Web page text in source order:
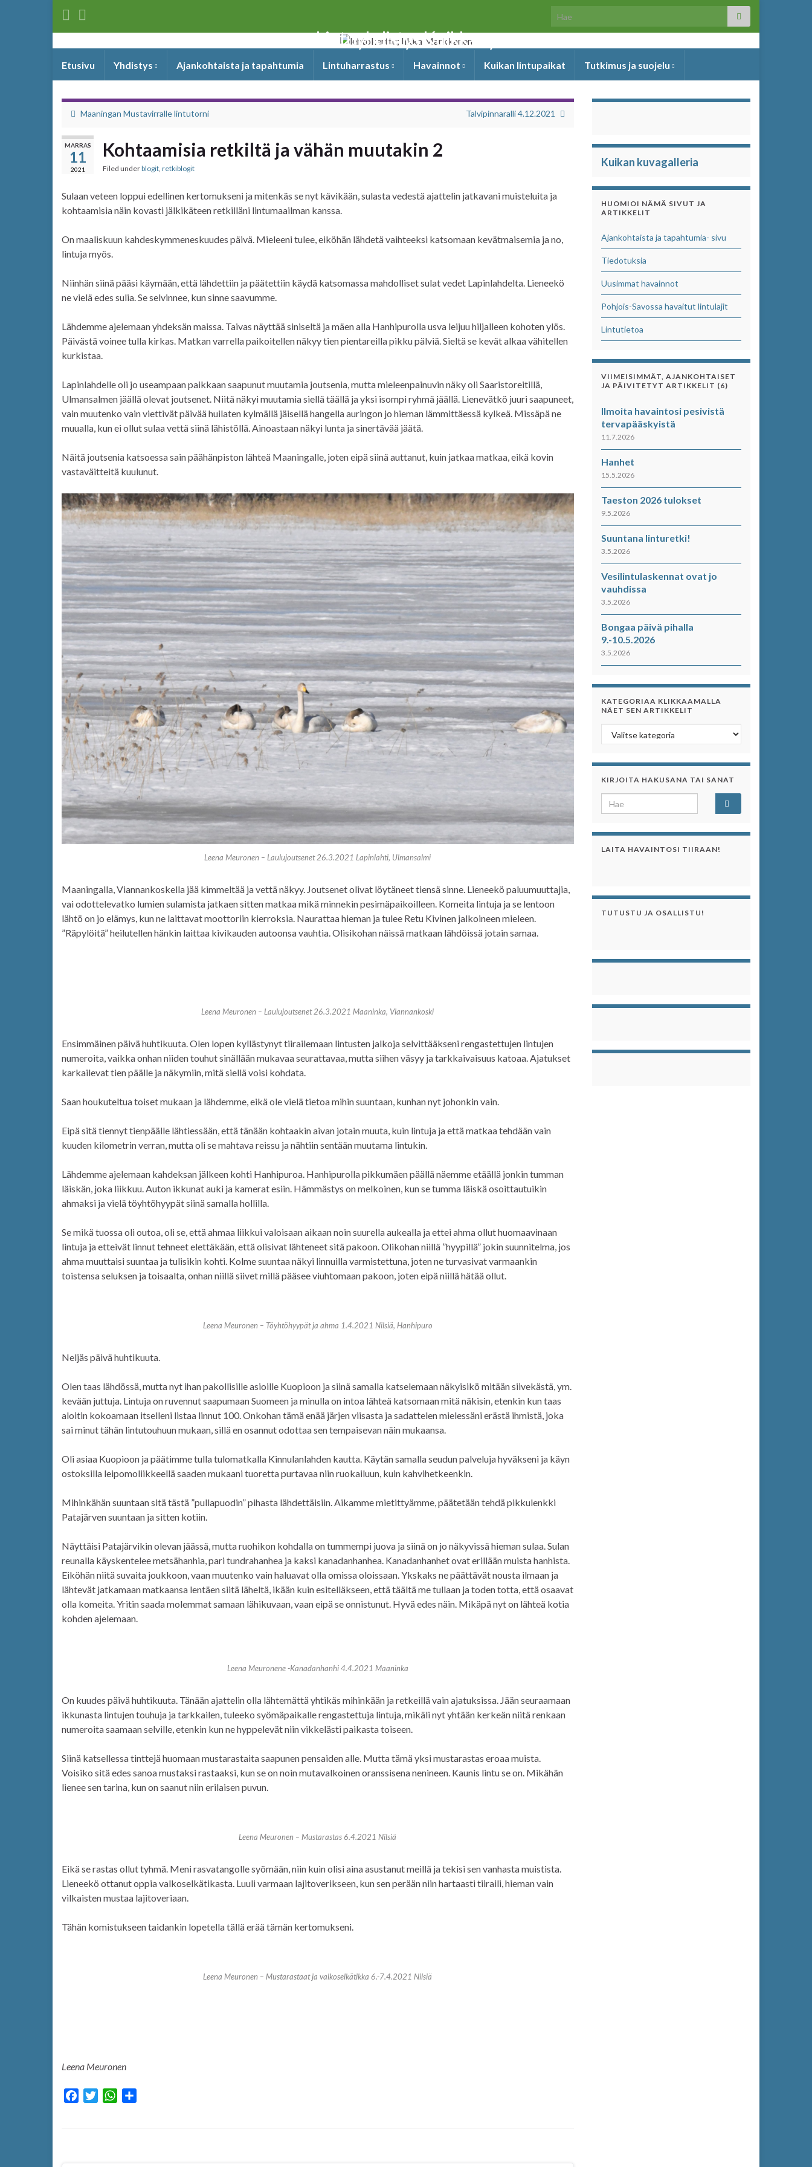
Search for:
Lintuyhdistys Kuikka ry
Etusivu Yhdistys Ajankohtaista ja tapahtumia Lintuharrastus Havainnot Kuikan lintupaikat Tutkimus ja suojelu
Maaningan Mustavirralle lintutorni Talvipinnaralli 4.12.2021
MARRAS
11
2021
Kohtaamisia retkiltä ja vähän muutakin 2
Filed underblogit, retkiblogit
Sulaan veteen loppui edellinen kertomukseni ja mitenkäs se nyt kävikään, sulasta vedestä ajattelin jatkavani muisteluita ja
kohtaamisia näin kovasti jälkikäteen retkilläni lintumaailman kanssa.
On maaliskuun kahdeskymmeneskuudes päivä. Mieleeni tulee, eiköhän lähdetä vaihteeksi katsomaan kevätmaisemia ja no,
lintuja myös.
Niinhän siinä pääsi käymään, että lähdettiin ja päätettiin käydä katsomassa mahdolliset sulat vedet Lapinlahdelta. Lieneekö
ne vielä edes sulia. Se selvinnee, kun sinne saavumme.
Lähdemme ajelemaan yhdeksän maissa. Taivas näyttää siniseltä ja mäen alla Hanhipurolla usva leijuu hiljalleen kohoten ylös.
Päivästä voinee tulla kirkas. Matkan varrella paikoitellen näkyy tien pientareilla pikku pälviä. Sieltä se kevät alkaa vähitellen
kurkistaa.
Lapinlahdelle oli jo useampaan paikkaan saapunut muutamia joutsenia, mutta mieleenpainuvin näky oli Saaristoreitillä,
Ulmansalmen jäällä olevat joutsenet. Niitä näkyi muutamia siellä täällä ja yksi isompi ryhmä jäällä. Lienevätkö juuri saapuneet,
vain muutenko vain viettivät päivää huilaten kylmällä jäisellä hangella auringon jo hieman lämmittäessä kylkeä. Missäpä ne
muualla, kun ei ollut sulaa vettä siinä lähistöllä. Ainoastaan näkyi lunta ja sinertävää jäätä.
Näitä joutsenia katsoessa sain päähänpiston lähteä Maaningalle, joten eipä siinä auttanut, kuin jatkaa matkaa, eikä kovin
vastaväitteitä kuulunut.
Leena Meuronen – Laulujoutsenet 26.3.2021 Lapinlahti, Ulmansalmi
Maaningalla, Viannankoskella jää kimmeltää ja vettä näkyy. Joutsenet olivat löytäneet tiensä sinne. Lieneekö paluumuuttajia,
vai odottelevatko lumien sulamista jatkaen sitten matkaa mikä minnekin pesimäpaikoilleen. Komeita lintuja ja se lentoon
lähtö on jo elämys, kun ne laittavat moottoriin kierroksia. Naurattaa hieman ja tulee Retu Kivinen jalkoineen mieleen.
”Räpylöitä” heilutellen hänkin laittaa kivikauden autoonsa vauhtia. Olisikohan näissä matkaan lähdöissä jotain samaa.
Leena Meuronen – Laulujoutsenet 26.3.2021 Maaninka, Viannankoski
Ensimmäinen päivä huhtikuuta. Olen lopen kyllästynyt tiirailemaan lintusten jalkoja selvittääkseni rengastettujen lintujen
numeroita, vaikka onhan niiden touhut sinällään mukavaa seurattavaa, mutta siihen väsyy ja tarkkaivaisuus katoaa. Ajatukset
karkailevat tien päälle ja näkymiin, mitä siellä voisi kohdata.
Saan houkuteltua toiset mukaan ja lähdemme, eikä ole vielä tietoa mihin suuntaan, kunhan nyt johonkin vain.
Eipä sitä tiennyt tienpäälle lähtiessään, että tänään kohtaakin aivan jotain muuta, kuin lintuja ja että matkaa tehdään vain
kuuden kilometrin verran, mutta oli se mahtava reissu ja nähtiin sentään muutama lintukin.
Lähdemme ajelemaan kahdeksan jälkeen kohti Hanhipuroa. Hanhipurolla pikkumäen päällä näemme etäällä jonkin tumman
läiskän, joka liikkuu. Auton ikkunat auki ja kamerat esiin. Hämmästys on melkoinen, kun se tumma läiskä osoittautuikin
ahmaksi ja vielä töyhtöhyypät siinä samalla hollilla.
Se mikä tuossa oli outoa, oli se, että ahmaa liikkui valoisaan aikaan noin suurella aukealla ja ettei ahma ollut huomaavinaan
lintuja ja etteivät linnut tehneet elettäkään, että olisivat lähteneet sitä pakoon. Olikohan niillä ”hyypillä” jokin suunnitelma, jos
ahma muuttaisi suuntaa ja tulisikin kohti. Kolme suuntaa näkyi linnuilla varmistettuna, joten ne turvasivat varmaankin
toistensa seluksen ja toisaalta, onhan niillä siivet millä pääsee viuhtomaan pakoon, joten eipä niillä hätää ollut.
Leena Meuronen – Töyhtöhyypät ja ahma 1.4.2021 Nilsiä, Hanhipuro
Neljäs päivä huhtikuuta.
Olen taas lähdössä, mutta nyt ihan pakollisille asioille Kuopioon ja siinä samalla katselemaan näkyisikö mitään siivekästä, ym.
kevään juttuja. Lintuja on ruvennut saapumaan Suomeen ja minulla on intoa lähteä katsomaan mitä näkisin, etenkin kun taas
aloitin kokoamaan itselleni listaa linnut 100. Onkohan tämä enää järjen viisasta ja sadattelen mielessäni erästä ihmistä, joka
sai minut tähän lintutouhuun mukaan, sillä en osannut odottaa sen tempaisevan näin mukaansa.
Oli asiaa Kuopioon ja päätimme tulla tulomatkalla Kinnulanlahden kautta. Käytän samalla seudun palveluja hyväkseni ja käyn
ostoksilla leipomoliikkeellä saaden mukaani tuoretta purtavaa niin ruokailuun, kuin kahvihetkeenkin.
Mihinkähän suuntaan sitä tästä ”pullapuodin” pihasta lähdettäisiin. Aikamme mietittyämme, päätetään tehdä pikkulenkki
Patajärven suuntaan ja sitten kotiin.
Näyttäisi Patajärvikin olevan jäässä, mutta ruohikon kohdalla on tummempi juova ja siinä on jo näkyvissä hieman sulaa. Sulan
reunalla käyskentelee metsähanhia, pari tundrahanhea ja kaksi kanadanhanhea. Kanadanhanhet ovat erillään muista hanhista.
Eiköhän niitä suvaita joukkoon, vaan muutenko vain haluavat olla omissa oloissaan. Ykskaks ne päättävät nousta ilmaan ja
lähtevät jatkamaan matkaansa lentäen siitä läheltä, ikään kuin esitelläkseen, että täältä me tullaan ja toden totta, että osaavat
olla komeita. Yritin saada molemmat samaan lähikuvaan, vaan eipä se onnistunut. Hyvä edes näin. Mikäpä nyt on lähteä kotia
kohden ajelemaan.
Leena Meuronene -Kanadanhanhi 4.4.2021 Maaninka
On kuudes päivä huhtikuuta. Tänään ajattelin olla lähtemättä yhtikäs mihinkään ja retkeillä vain ajatuksissa. Jään seuraamaan
ikkunasta lintujen touhuja ja tarkkailen, tuleeko syömäpaikalle rengastettuja lintuja, mikäli nyt yhtään kerkeän niitä renkaan
numeroita saamaan selville, etenkin kun ne hyppelevät niin vikkelästi paikasta toiseen.
Siinä katsellessa tinttejä huomaan mustarastaita saapunen pensaiden alle. Mutta tämä yksi mustarastas eroaa muista.
Voisiko sitä edes sanoa mustaksi rastaaksi, kun se on noin mutavalkoinen oranssisena nenineen. Kaunis lintu se on. Mikähän
lienee sen tarina, kun on saanut niin erilaisen puvun.
Leena Meuronen – Mustarastas 6.4.2021 Nilsiä
Eikä se rastas ollut tyhmä. Meni rasvatangolle syömään, niin kuin olisi aina asustanut meillä ja tekisi sen vanhasta muistista.
Lieneekö ottanut oppia valkoselkätikasta. Luuli varmaan lajitoverikseen, kun sen perään niin hartaasti tiiraili, hieman vain
vilkaisten mustaa lajitoveriaan.
Tähän komistukseen taidankin lopetella tällä erää tämän kertomukseni.
Leena Meuronen – Mustarastaat ja valkoselkätikka 6.-7.4.2021 Nilsiä
Leena Meuronen
W
Kuikan kuvagalleria
HUOMIOI NÄMÄ SIVUT JA
ARTIKKELIT
Ajankohtaista ja tapahtumia- sivu
Tiedotuksia
Uusimmat havainnot
Pohjois-Savossa havaitut lintulajit
Lintutietoa
VIIMEISIMMÄT, AJANKOHTAISET
JA PÄIVITETYT ARTIKKELIT (6)
Ilmoita havaintosi pesivistä
tervapääskyistä
11.7.2026
Hanhet
15.5.2026
Taeston 2026 tulokset
9.5.2026
Suuntana linturetki!
3.5.2026
Vesilintulaskennat ovat jo
vauhdissa
3.5.2026
Bongaa päivä pihalla
9.-10.5.2026
3.5.2026
KATEGORIAA KLIKKAAMALLA
NÄET SEN ARTIKKELIT
Kategoriaa klikkaamalla näet sen artikkelit
KIRJOITA HAKUSANA TAI SANAT
Search for:
LAITA HAVAINTOSI TIIRAAN!
TUTUSTU JA OSALLISTU!